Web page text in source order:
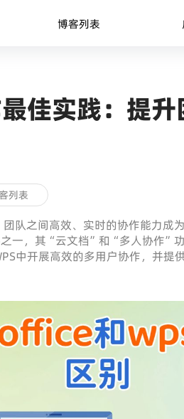
博客列表
佳实践：提
列表
队之间高效、实时的协作能力成
一，其“云文档”和“多人协作”
中开展高效的多用户协作，并提